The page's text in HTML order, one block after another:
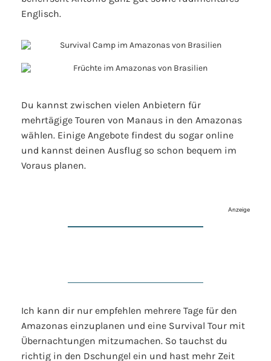
Englisch.
Du kannst zwischen vielen Anbietern für
mehrtägige Touren von Manaus in den Amazonas
wählen. Einige Angebote findest du sogar online
und kannst deinen Ausflug so schon bequem im
Voraus planen.
Anzeige
Ich kann dir nur empfehlen mehrere Tage für den
Amazonas einzuplanen und eine Survival Tour mit
Übernachtungen mitzumachen. So tauchst du
richtig in den Dschungel ein und hast mehr Zeit